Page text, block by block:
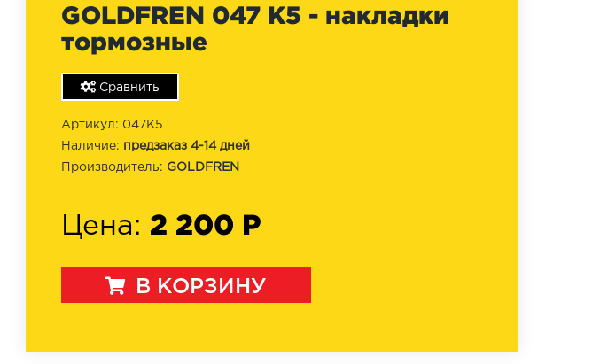
GOLDFREN 047 K5 - накладки
тормозные
Сравнить
Артикул: 047K5
Наличие: предзаказ 4-14 дней
Производитель: GOLDFREN
Цена: 2 200 Р
В КОРЗИНУ